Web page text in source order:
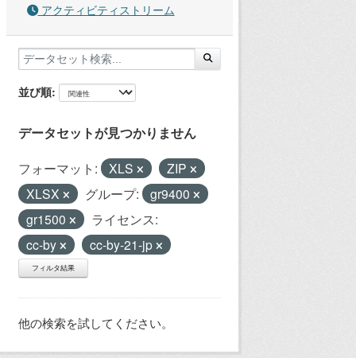
アクティビティストリーム
並び順
データセットが見つかりません
フォーマット: XLS
ZIP
XLSX
グループ:
gr9400
gr1500
ライセンス:
cc-by
cc-by-21-jp
フィルタ結果
他の検索を試してください。